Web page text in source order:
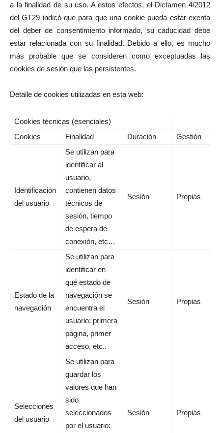
a la finalidad de su uso. A estos efectos, el Dictamen 4/2012
del GT29 indicó que para que una cookie pueda estar exenta
del deber de consentimiento informado, su caducidad debe
estar relacionada con su finalidad. Debido a ello, es mucho
más probable que se consideren como exceptuadas las
cookies de sesión que las persistentes.
Detalle de cookies utilizadas en esta web:
Cookies técnicas (esenciales)
Cookies
Finalidad Duración Gestión
Identificación
del usuario
Se utilizan para
identificar al
usuario,
contienen datos
técnicos de
sesión, tiempo
de espera de
conexión, etc…
Sesión Propias
Estado de la
navegación
Se utilizan para
identificar en
qué estado de
navegación se
encuentra el
usuario: primera
página, primer
acceso, etc..
Sesión Propias
Selecciones
del usuario
Se utilizan para
guardar los
valores que han
sido
seleccionados
por el usuario:
Sesión Propias